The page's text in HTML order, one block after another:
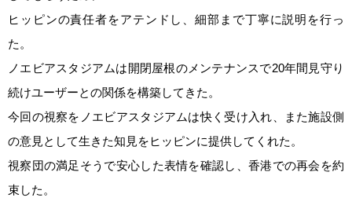
ヒッピンの責任者をアテンドし、細部まで丁寧に説明を行っ
た。
ノエビアスタジアムは開閉屋根のメンテナンスで20年間見守り
続けユーザーとの関係を構築してきた。
今回の視察をノエビアスタジアムは快く受け入れ、また施設側
の意見として生きた知見をヒッピンに提供してくれた。
視察団の満足そうで安心した表情を確認し、香港での再会を約
束した。